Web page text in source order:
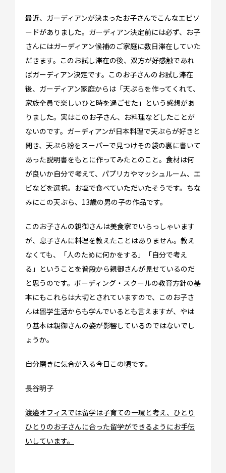
イベント情報
スタッフブログ
GTT通信
卒業生・保護者の声
プライバシーポリシー
最近、ガーディアンが決まったお子さんでこんなエピソ
ードがありました。ガーディアン決定前には必ず、お子
さんにはガーディアン候補のご家庭に数日滞在していた
だきます。このお試し滞在の後、双方が好感触であれ
ばガーディアン決定です。このお子さんのお試し滞在
後、ガーディアン家庭からは「天ぷらを作ってくれて、
家族全員で楽しいひと時を過ごせた」という感想があ
りました。実はこのお子さん、お料理などしたことが
ないのです。ガーディアンが日本料理で天ぷらが好きと
聞き、天ぷら粉をスーパーで見つけその袋の裏に書いて
あった説明書をもとに作ってみたとのこと。食材は何
が良いか自分で考えて、パプリカやマッシュルーム、エ
ビなどを選択。お塩で食べていただいたそうです。ちな
みにこの天ぷら、13歳の男の子の作品です。
このお子さんの親御さんは美食家でいらっしゃいます
が、息子さんに料理を教えたことはありません。教え
なくても、「人のために何かをする」「自分で考え
る」ということを普段から親御さんが見せているのだ
と思うのです。ボーディング・スクールの教育方針の基
本にもこれらは大切とされていますので、このお子さ
んは留学生活からも学んでいるとも言えますが、やは
り基本は親御さんの姿が影響しているのではないでし
ょうか。
自分磨きに気合が入る今日この頃です。
長谷明子
渡邊オフィスでは留学は子育ての一環と考え、ひとり
ひとりのお子さんに合った留学ができるようにお手伝
いしています。